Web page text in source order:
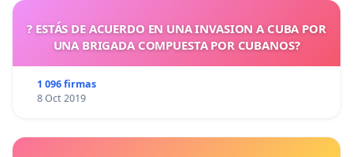
? ESTÁS DE ACUERDO EN UNA INVASION A CUBA POR
UNA BRIGADA COMPUESTA POR CUBANOS?
1 096 firmas
8 Oct 2019